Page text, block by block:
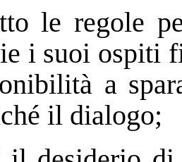
le regole
i suoi ospiti
a
il dialogo;